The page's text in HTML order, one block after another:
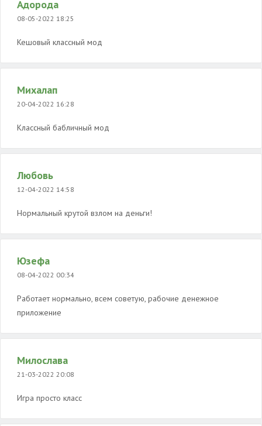
Адорода
08-05-2022 18:25
Кешовый классный мод
Михалап
20-04-2022 16:28
Классный бабличный мод
Любовь
12-04-2022 14:58
Нормальный крутой взлом на деньги!
Юзефа
08-04-2022 00:34
Работает нормально, всем советую, рабочие денежное
приложение
Милослава
21-03-2022 20:08
Игра просто класс